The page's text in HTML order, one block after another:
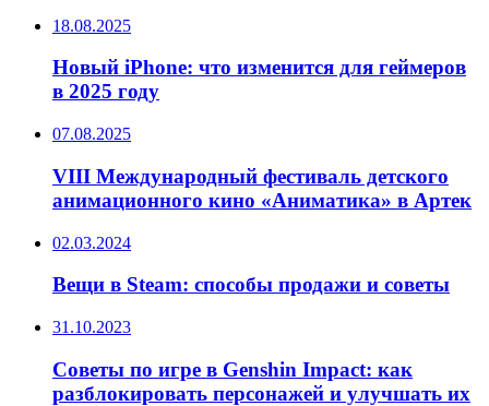
18.08.2025
Новый iPhone: что изменится для геймеров
в 2025 году
07.08.2025
VIII Международный фестиваль детского
анимационного кино «Аниматика» в Артек
02.03.2024
Вещи в Steam: способы продажи и советы
31.10.2023
Советы по игре в Genshin Impact: как
разблокировать персонажей и улучшать их